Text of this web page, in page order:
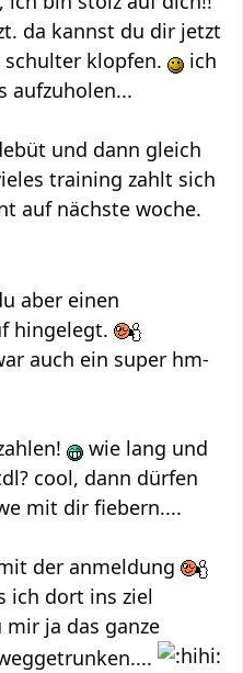
da kannst du dir jetzt
klopfen.
ich
aufzuholen...
und dann gleich
training zahlt sich
auf nächste woche.
aber einen
hingelegt.
auch ein super hm-
wie lang und
cool, dann dürfen
mit dir fiebern....
der anmeldung
ich dort ins ziel
ja das ganze